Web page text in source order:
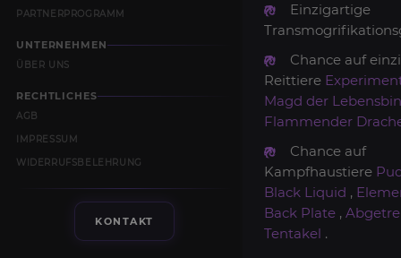
PARTNERPROGRAMM
UNTERNEHMEN
ÜBER UNS
RECHTLICHES
AGB
IMPRESSUM
WIDERRUFSBELEHRUNG
KONTAKT
Einzigartige
Chance auf
Reittiere
Magd der
Flammender
Chance auf
Kampfhaustiere
Black Liquid ,
Back Plate ,
Tentakel .